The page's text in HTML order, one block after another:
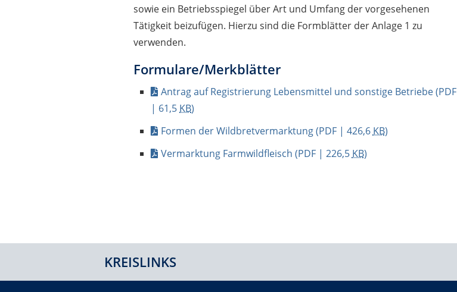
sowie ein Betriebsspiegel über Art und Umfang der vorgesehenen
Tätigkeit beizufügen. Hierzu sind die Formblätter der Anlage 1 zu
verwenden.
Formulare/Merkblätter
Antrag auf Registrierung Lebensmittel und sonstige Betriebe(PDF
| 61,5KB)
Formen der Wildbretvermarktung(PDF | 426,6KB)
Vermarktung Farmwildfleisch (PDF | 226,5KB)
KREISLINKS